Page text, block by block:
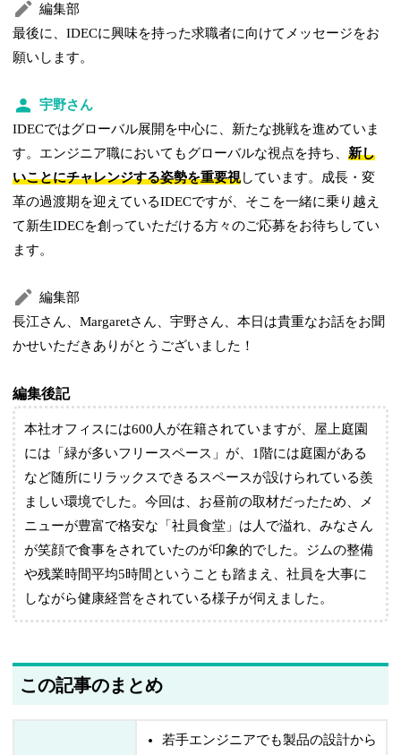
編集部
最後に、IDECに興味を持った求職者に向けてメッセージをお
願いします。
宇野さん
IDECではグローバル展開を中心に、新たな挑戦を進めていま
す。エンジニア職においてもグローバルな視点を持ち、新し
いことにチャレンジする姿勢を重要視しています。成長・変
革の過渡期を迎えているIDECですが、そこを一緒に乗り越え
て新生IDECを創っていただける方々のご応募をお待ちしてい
ます。
編集部
長江さん、Margaretさん、宇野さん、本日は貴重なお話をお聞
かせいただきありがとうございました！
編集後記
本社オフィスには600人が在籍されていますが、屋上庭園
には「緑が多いフリースペース」が、1階には庭園がある
など随所にリラックスできるスペースが設けられている羨
ましい環境でした。今回は、お昼前の取材だったため、メ
ニューが豊富で格安な「社員食堂」は人で溢れ、みなさん
が笑顔で食事をされていたのが印象的でした。ジムの整備
や残業時間平均5時間ということも踏まえ、社員を大事に
しながら健康経営をされている様子が伺えました。
この記事のまとめ
若手エンジニアでも製品の設計から